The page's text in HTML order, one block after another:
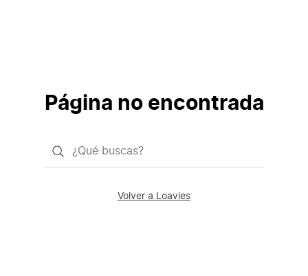
Página no encontrada
¿Qué
Volver a Loavies